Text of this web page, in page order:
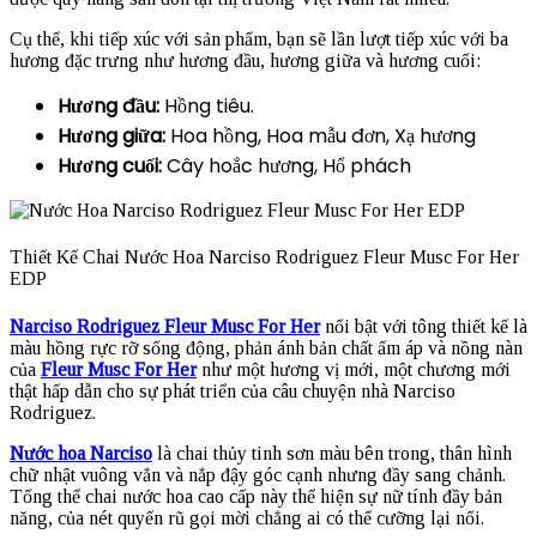
Cụ thể, khi tiếp xúc với sản phẩm, bạn sẽ lần lượt tiếp xúc với ba
hương đặc trưng như hương đầu, hương giữa và hương cuối:
Hương đầu: Hồng tiêu.
Hương giữa: Hoa hồng, Hoa mẫu đơn, Xạ hương
Hương cuối:Cây hoắc hương, Hổ phách
Thiết Kế Chai Nước Hoa Narciso Rodriguez Fleur Musc For Her
EDP
Narciso Rodriguez Fleur Musc For Hernổi bật với tông thiết kế là
màu hồng rực rỡ sống động, phản ánh bản chất ấm áp và nồng nàn
của Fleur Musc For Hernhư một hương vị mới, một chương mới
thật hấp dẫn cho sự phát triển của câu chuyện nhà Narciso
Rodriguez.
Nước hoa Narciso là chai thủy tinh sơn màu bên trong, thân hình
chữ nhật vuông vắn và nắp đậy góc cạnh nhưng đầy sang chảnh.
Tổng thể chai nước hoa cao cấp này thể hiện sự nữ tính đầy bản
năng, của nét quyến rũ gọi mời chẳng ai có thể cưỡng lại nổi.